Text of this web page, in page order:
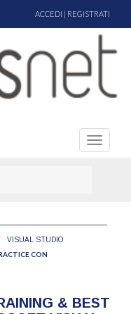
ACCEDI | REGISTRATI
VISUAL STUDIO
CON
& BEST